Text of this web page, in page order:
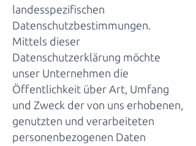
landesspezifischen
Datenschutzbestimmungen.
Mittels dieser
Datenschutzerklärung möchte
unser Unternehmen die
Öffentlichkeit über Art, Umfang
und Zweck der von uns erhobenen,
genutzten und verarbeiteten
personenbezogenen Daten